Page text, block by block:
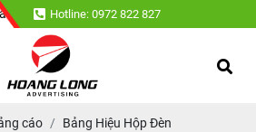
Long chuyên : Làm bảng hiệu, chữ nổi
Hotline: 0972 822 827
cáo
Bảng Hiệu Hộp Đèn